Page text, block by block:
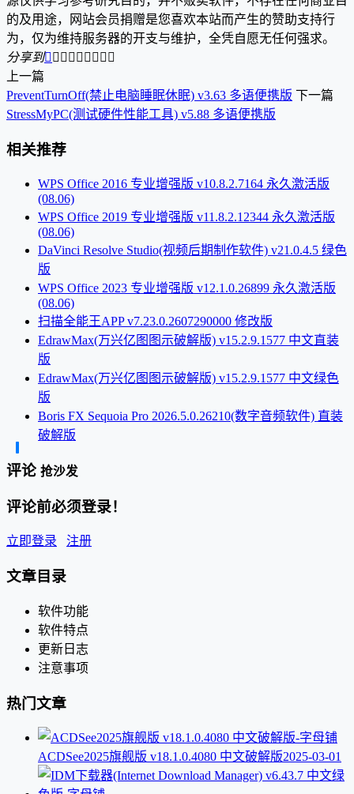
的及用途，网站会员捐赠是您喜欢本站而产生的赞助支持行
为，仅为维持服务器的开支与维护，全凭自愿无任何强求。
分享到        
上一篇
PreventTurnOff(禁止电脑睡眠休眠) v3.63 多语便携版 下一篇
StressMyPC(测试硬件性能工具) v5.88 多语便携版
相关推荐
WPS Office 2016 专业增强版 v10.8.2.7164 永久激活版
(08.06)
WPS Office 2019 专业增强版 v11.8.2.12344 永久激活版
(08.06)
DaVinci Resolve Studio(视频后期制作软件) v21.0.4.5 绿色
版
WPS Office 2023 专业增强版 v12.1.0.26899 永久激活版
(08.06)
扫描全能王APP v7.23.0.2607290000 修改版
EdrawMax(万兴亿图图示破解版) v15.2.9.1577 中文直装
版
EdrawMax(万兴亿图图示破解版) v15.2.9.1577 中文绿色
版
Boris FX Sequoia Pro 2026.5.0.26210(数字音频软件) 直装
破解版
评论 抢沙发
评论前必须登录！
立即登录 注册
文章目录
软件功能
软件特点
更新日志
注意事项
热门文章
ACDSee2025旗舰版 v18.1.0.4080 中文破解版2025-03-01